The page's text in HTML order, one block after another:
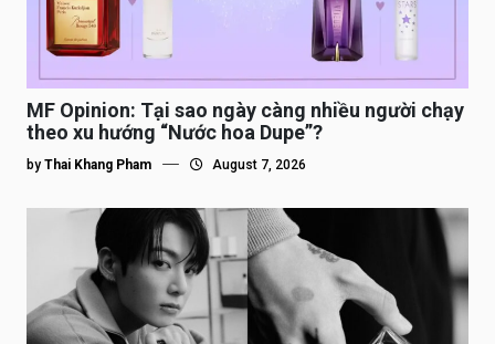
MF Opinion: Tại sao ngày càng nhiều người chạy
theo xu hướng “Nước hoa Dupe”?
by Thai Khang Pham August 7, 2026